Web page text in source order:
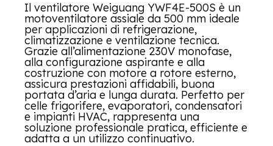
Il ventilatore Weiguang YWF4E-500S è un
motoventilatore assiale da 500 mm ideale
per applicazioni di refrigerazione,
climatizzazione e ventilazione tecnica.
Grazie all’alimentazione 230V monofase,
alla configurazione aspirante e alla
costruzione con motore a rotore esterno,
assicura prestazioni affidabili, buona
portata d’aria e lunga durata. Perfetto per
celle frigorifere, evaporatori, condensatori
e impianti HVAC, rappresenta una
soluzione professionale pratica, efficiente e
adatta a un utilizzo continuativo.